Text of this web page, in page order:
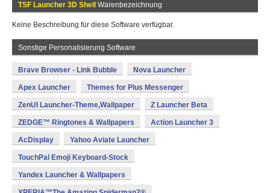
TSF Launcher 3D Shell Warenbezeichnung
Keine Beschreibung für diese Software verfügbar.
Sonstige Personalisierung Software
Brave Browser - Link Bubble Nova Launcher
Apex Launcher Themes for Plus Messenger
ZenUI Launcher-Theme,Wallpaper Z Launcher Beta
ZEDGE™ Ringtones & Wallpapers Action Launcher 3
AcDisplay Yahoo Aviate Launcher
TouchPal Emoji Keyboard-Stock
Yandex Launcher & Wallpapers